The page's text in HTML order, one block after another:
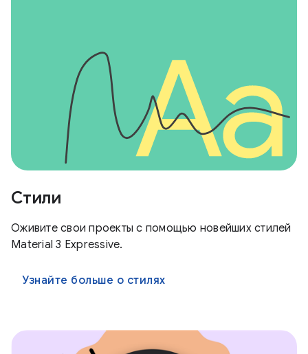
Стили
Оживите свои проекты с помощью новейших стилей
Material 3 Expressive.
Узнайте больше о стилях